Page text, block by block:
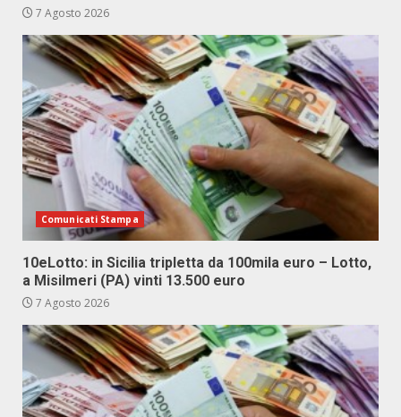
7 Agosto 2026
Comunicati Stampa
10eLotto: in Sicilia tripletta da 100mila euro – Lotto,
a Misilmeri (PA) vinti 13.500 euro
7 Agosto 2026